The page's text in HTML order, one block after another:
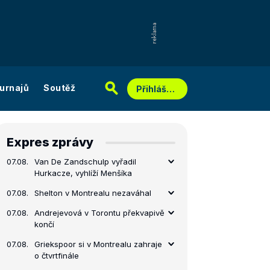
Soutěž Přihlášení
Expres zprávy
07.08.
Van De Zandschulp vyřadil
Hurkacze, vyhlíží Menšíka
07.08. Shelton v Montrealu nezaváhal
07.08.
Andrejevová v Torontu překvapivě
končí
07.08.
Griekspoor si v Montrealu zahraje
o čtvrtfinále